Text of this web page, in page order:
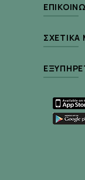
Τα μοναδικά
γύρω απο
πόδι μένει
Μέσα στις
ασημιού για
οσμές και οι
ΣΧΕΤΙΚΆ